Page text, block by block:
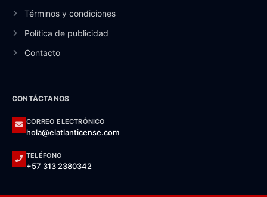
Términos y condiciones
Política de publicidad
Contacto
CONTÁCTANOS
CORREO ELECTRÓNICO
hola@elatlanticense.com
TELÉFONO
+57 313 2380342